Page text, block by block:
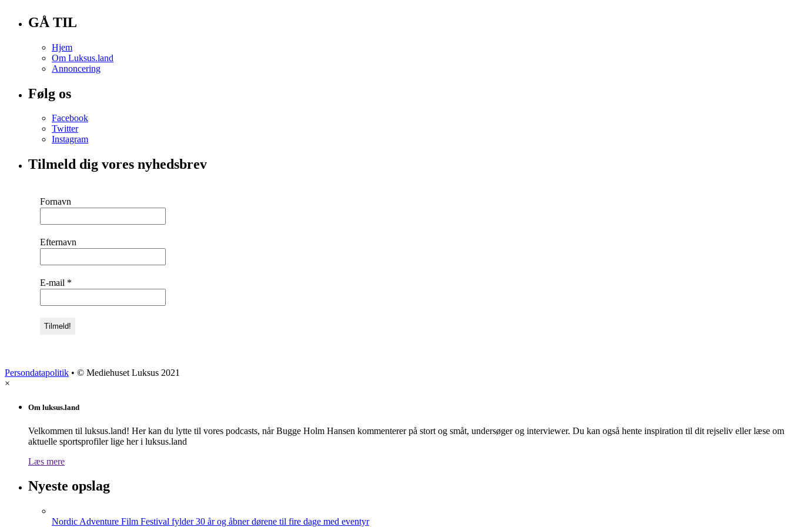
GÅ TIL
Hjem
Om Luksus.land
Annoncering
Følg os
Facebook
Twitter
Instagram
Tilmeld dig vores nyhedsbrev
Fornavn
Efternavn
E-mail *
Persondatapolitik • © Mediehuset Luksus 2021
×
Om luksus.land
Velkommen til luksus.land! Her kan du lytte til vores podcasts, når Bugge Holm Hansen kommenterer på stort og småt, undersøger og interviewer. Du kan også hente inspiration til dit rejseliv eller læse om
aktuelle sportsprofiler lige her i luksus.land
Læs mere
Nyeste opslag
Nordic Adventure Film Festival fylder 30 år og åbner dørene til fire dage med eventyr